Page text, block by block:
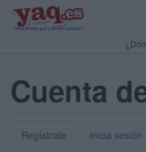
Cuenta
Regístrate inicia sesión